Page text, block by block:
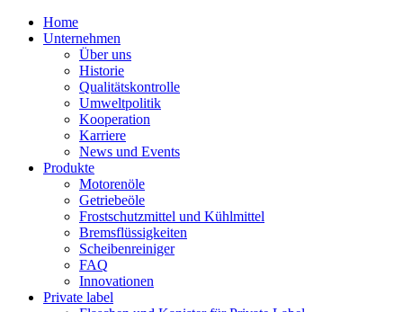
Home
Unternehmen
Über uns
Historie
Qualitätskontrolle
Umweltpolitik
Kooperation
Karriere
News und Events
Produkte
Motorenöle
Getriebeöle
Frostschutzmittel und Kühlmittel
Bremsflüssigkeiten
Scheibenreiniger
FAQ
Innovationen
Private label